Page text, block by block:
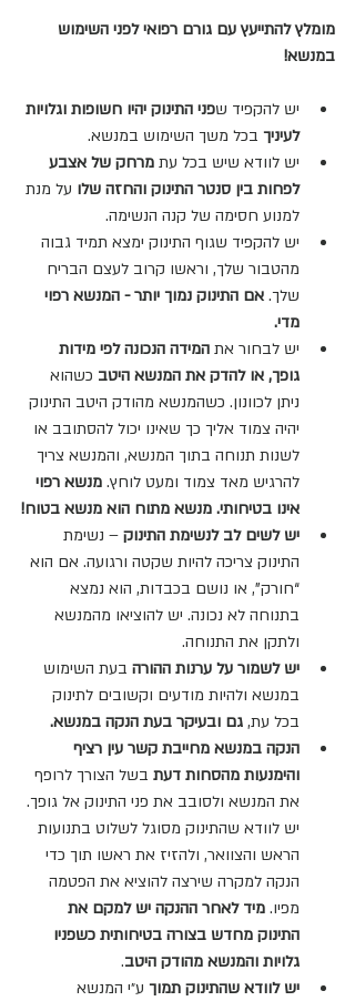
מומלץ להתייעץ עם גורם רפואי לפני השימוש
במנשא!
יש להקפיד שפני התינוק יהיו חשופות וגלויות
לעיניך בכל משך השימוש במנשא.
יש לוודא שיש בכל עת מרחק של אצבע
לפחות בין סנטר התינוק והחזה שלו על מנת
למנוע חסימה של קנה הנשימה.
יש להקפיד שגוף התינוק ימצא תמיד גבוה
מהטבור שלך, וראשו קרוב לעצם הבריח
שלך. אם התינוק נמוך יותר - המנשא רפוי
מדי.
יש לבחור את המידה הנכונה לפי מידות
גופך, או להדק את המנשא היטב כשהוא
ניתן לכוונון. כשהמנשא מהודק היטב התינוק
יהיה צמוד אליך כך שאינו יכול להסתובב או
לשנות תנוחה בתוך המנשא, והמנשא צריך
להרגיש מאד צמוד ומעט לוחץ. מנשא רפוי
אינו בטיחותי. מנשא מתוח הוא מנשא בטוח!
יש לשים לב לנשימת התינוק – נשימת
התינוק צריכה להיות שקטה ורגועה. אם הוא
“חורק”, או נושם בכבדות, הוא נמצא
בתנוחה לא נכונה. יש להוציאו מהמנשא
ולתקן את התנוחה.
יש לשמור על ערנות ההורה בעת השימוש
במנשא ולהיות מודעים וקשובים לתינוק
בכל עת, גם ובעיקר בעת הנקה במנשא.
הנקה במנשא מחייבת קשר עין רציף
והימנעות מהסחות דעת בשל הצורך לרופף
את המנשא ולסובב את פני התינוק אל גופך.
יש לוודא שהתינוק מסוגל לשלוט בתנועות
הראש והצוואר, ולהזיז את ראשו תוך כדי
הנקה למקרה שירצה להוציא את הפטמה
מפיו. מיד לאחר ההנקה יש למקם את
התינוק מחדש בצורה בטיחותית כשפניו
גלויות והמנשא מהודק היטב.
יש לוודא שהתינוק תמוך ע״י המנשא